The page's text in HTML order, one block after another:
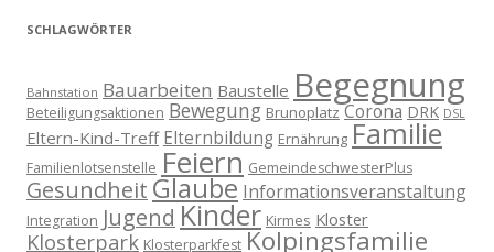
SCHLAGWÖRTER
Bahnstation Bauarbeiten Baustelle Begegnung
Beteiligungsaktionen Bewegung Brunoplatz Corona DRK DSL
Eltern-Kind-Treff Elternbildung Ernährung Familie
Familienlotsenstelle Feiern GemeindeschwesterPlus
Gesundheit Glaube Informationsveranstaltung
Integration Jugend Kinder Kirmes Kloster
Klosterpark Klosterparkfest Kolpingsfamilie